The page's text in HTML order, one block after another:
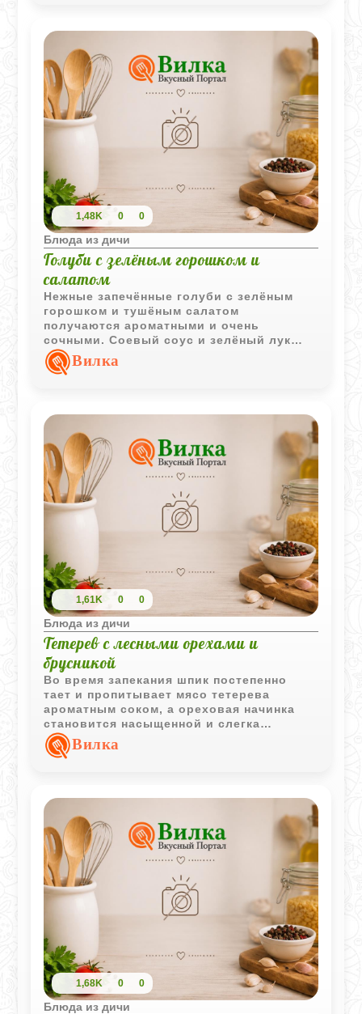
1,48K 0 0
Блюда из дичи
Голуби с зелёным горошком и
салатом
Нежные запечённые голуби с зелёным
горошком и тушёным салатом
получаются ароматными и очень
сочными. Соевый соус и зелёный лук
делают вкус блюда более насыщенным и
выразительным.
Вилка
1,61K 0 0
Блюда из дичи
Тетерев с лесными орехами и
брусникой
Во время запекания шпик постепенно
тает и пропитывает мясо тетерева
ароматным соком, а ореховая начинка
становится насыщенной и слегка
сладковатой. Кислая мочёная брусника
добавляет тот самый северный вкус, без
Вилка
1,68K 0 0
Блюда из дичи